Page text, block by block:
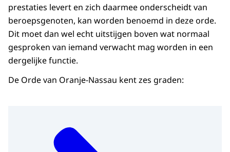
prestaties levert en zich daarmee onderscheidt van
beroepsgenoten, kan worden benoemd in deze orde.
Dit moet dan wel echt uitstijgen boven wat normaal
gesproken van iemand verwacht mag worden in een
dergelijke functie.
De Orde van Oranje-Nassau kent zes graden: